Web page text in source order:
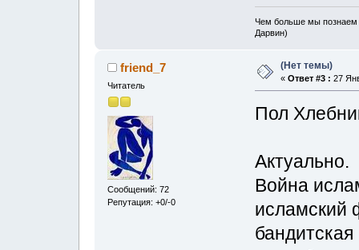
Чем больше мы познаем
Дарвин)
friend_7
Читатель
Сообщений: 72
Репутация: +0/-0
(Нет темы)
« Ответ #3 : 27
Пол
Актуально.
Война
исламский